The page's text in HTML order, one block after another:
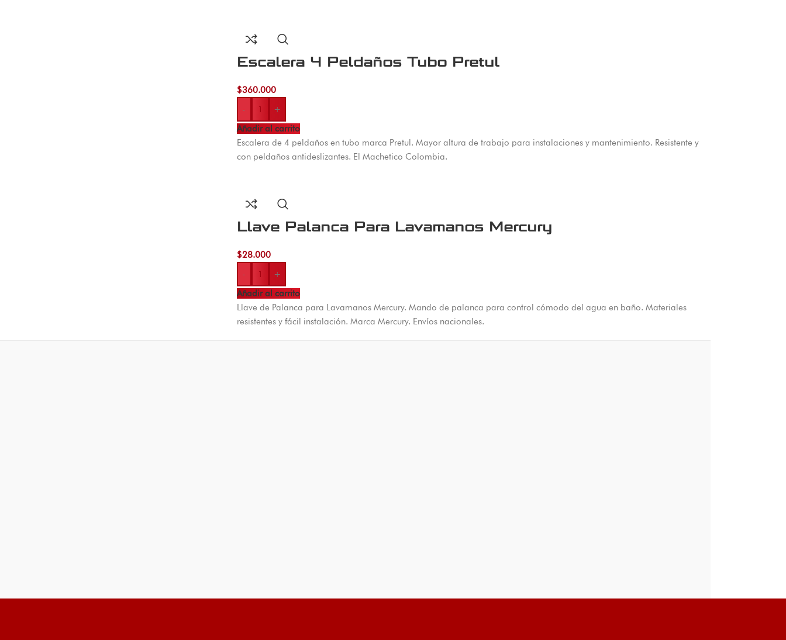
Escalera 4 Peldaños Tubo Pretul
$360.000
-
+
Añadir al carrito
Escalera de 4 peldaños en tubo marca Pretul. Mayor altura de trabajo para instalaciones y mantenimiento. Resistente y
con peldaños antideslizantes. El Machetico Colombia.
Llave Palanca Para Lavamanos Mercury
$28.000
-
+
Añadir al carrito
Llave de Palanca para Lavamanos Mercury. Mando de palanca para control cómodo del agua en baño. Materiales
resistentes y fácil instalación. Marca Mercury. Envíos nacionales.